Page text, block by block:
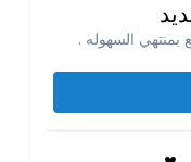
السهوله .